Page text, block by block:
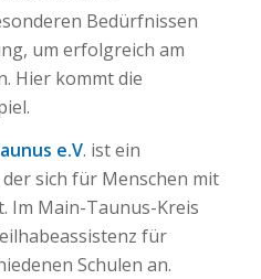
Bedürfnissen
um erfolgreich am
Hier kommt die
e.V. ist ein
sich für Menschen mit
Im Main-Taunus-Kreis
für
Schulen an.